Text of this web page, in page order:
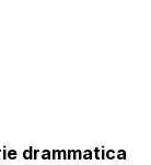
drammatica